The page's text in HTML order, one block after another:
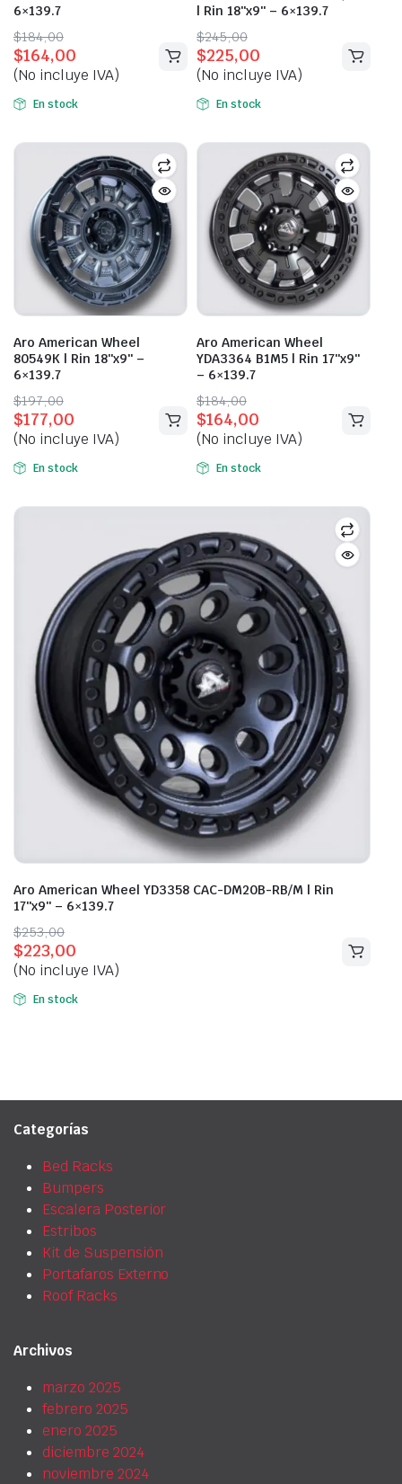
6×139.7
$184,00
Original
price
was:
$184,00.
$164,00
Current
price
is:
$164,00.
(No incluye IVA)
En stock
| Rin 18″x9″ – 6×139.7
$245,00
Original
price
was:
$245,00.
$225,00
Current
price
is:
$225,00.
(No incluye IVA)
En stock
Aro American Wheel
80549K | Rin 18″x9″ –
6×139.7
$197,00
Original
price
was:
$197,00.
$177,00
Current
price
is:
$177,00.
(No incluye IVA)
En stock
Aro American Wheel
YDA3364 B1M5 | Rin 17″x9″
– 6×139.7
$184,00
Original
price
was:
$184,00.
$164,00
Current
price
is:
$164,00.
(No incluye IVA)
En stock
Aro American Wheel YD3358 CAC-DM20B-RB/M | Rin
17″x9″ – 6×139.7
$253,00
Original
price
was:
$253,00.
$223,00
Current
price
is:
$223,00.
(No incluye IVA)
En stock
Categorías
Bed Racks
Bumpers
Escalera Posterior
Estribos
Kit de Suspensión
Portafaros Externo
Roof Racks
Archivos
marzo 2025
febrero 2025
enero 2025
diciembre 2024
noviembre 2024